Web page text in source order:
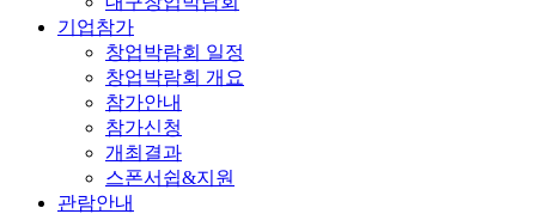
기업참가
창업박람회 일정
창업박람회 개요
참가안내
참가신청
개최결과
스폰서쉽&지원
관람안내